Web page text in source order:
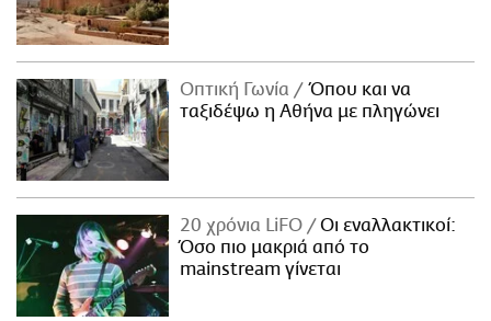
Οπτική Γωνία
Όπου και να
ταξιδέψω η Αθήνα με πληγώνει
20 χρόνια LiFO
Οι εναλλακτικοί:
Όσο πιο μακριά από το
mainstream γίνεται